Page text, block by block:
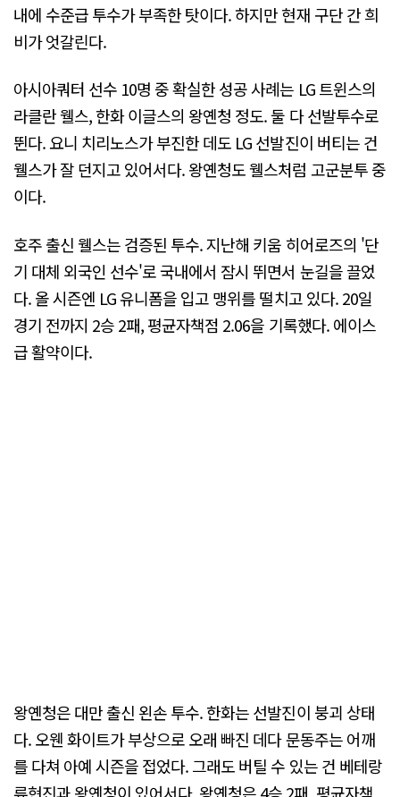
내에 수준급 투수가 부족한 탓이다. 하지만 현재 구단 간 희
비가 엇갈린다.
아시아쿼터 선수 10명 중 확실한 성공 사례는 LG 트윈스의
라클란 웰스, 한화 이글스의 왕옌청 정도. 둘 다 선발투수로
뛴다. 요니 치리노스가 부진한 데도 LG 선발진이 버티는 건
웰스가 잘 던지고 있어서다. 왕옌청도 웰스처럼 고군분투 중
이다.
호주 출신 웰스는 검증된 투수. 지난해 키움 히어로즈의 '단
기 대체 외국인 선수'로 국내에서 잠시 뛰면서 눈길을 끌었
다. 올 시즌엔 LG 유니폼을 입고 맹위를 떨치고 있다. 20일
경기 전까지 2승 2패, 평균자책점 2.06을 기록했다. 에이스
급 활약이다.
왕옌청은 대만 출신 왼손 투수. 한화는 선발진이 붕괴 상태
다. 오웬 화이트가 부상으로 오래 빠진 데다 문동주는 어깨
를 다쳐 아예 시즌을 접었다. 그래도 버틸 수 있는 건 베테랑